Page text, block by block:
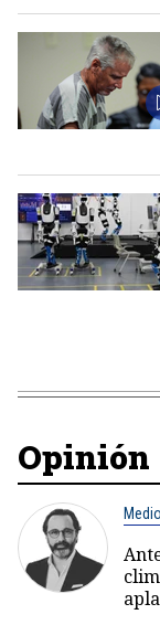
Opinión